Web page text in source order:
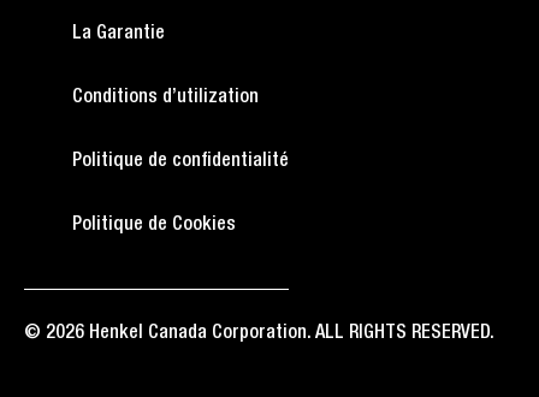
La Garantie
Conditions d’utilization
Politique de confidentialité
Politique de Cookies
© 2026 Henkel Canada Corporation. ALL RIGHTS RESERVED.